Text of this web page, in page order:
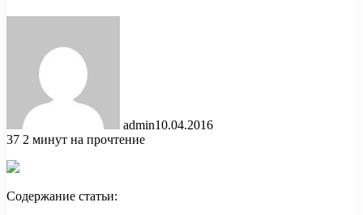
admin10.04.2016
37 2 минут на прочтение
Содержание статьи: